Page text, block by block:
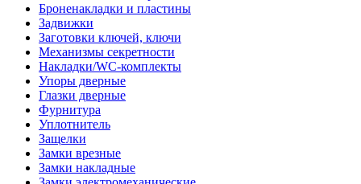
Броненакладки и пластины
Задвижки
Заготовки ключей, ключи
Механизмы секретности
Накладки/WC-комплекты
Упоры дверные
Глазки дверные
Фурнитура
Уплотнитель
Защелки
Замки врезные
Замки накладные